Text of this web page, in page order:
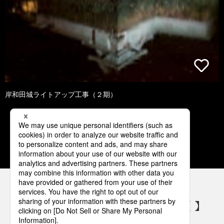
岸和田城ライトアップ工事（２期）
1 2 3 4 5
パナソニックの電気設備 SNSアカウント